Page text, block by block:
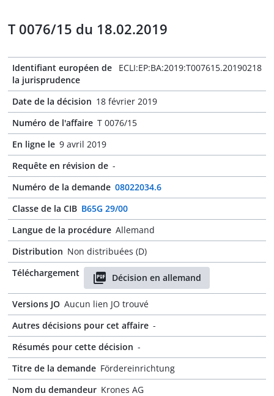
T 0076/15 du 18.02.2019
Identifiant européen de
la jurisprudence
ECLI:EP:BA:2019:T007615.20190218
Date de la décision 18 février 2019
Numéro de l'affaire T 0076/15
En ligne le 9 avril 2019
Requête en révision de -
Numéro de la demande 08022034.6
Classe de la CIB B65G 29/00
Langue de la procédure Allemand
Distribution Non distribuées (D)
Téléchargement
Décision en allemand
Versions JO Aucun lien JO trouvé
Autres décisions pour cet affaire -
Résumés pour cette décision -
Titre de la demande Fördereinrichtung
Nom du demandeur Krones AG